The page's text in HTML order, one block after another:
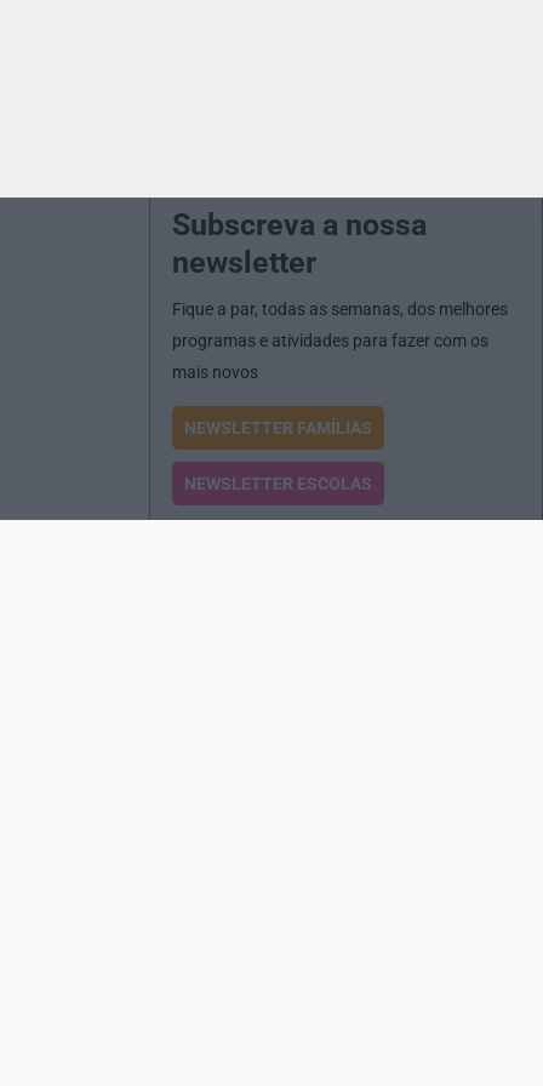
Subscreva a nossa
newsletter
Fique a par, todas as semanas, dos melhores
programas e atividades para fazer com os
mais novos
NEWSLETTER FAMÍLIAS
NEWSLETTER ESCOLAS